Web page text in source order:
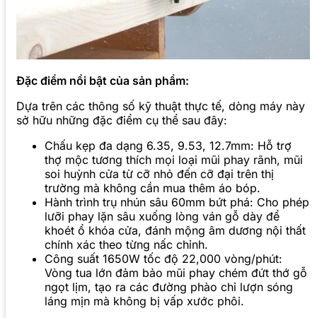
Đặc điểm nổi bật của sản phẩm:
Dựa trên các thông số kỹ thuật thực tế, dòng máy này
sở hữu những đặc điểm cụ thể sau đây:
Chấu kẹp đa dạng 6.35, 9.53, 12.7mm: Hỗ trợ
thợ mộc tương thích mọi loại mũi phay rãnh, mũi
soi huỳnh cửa từ cỡ nhỏ đến cỡ đại trên thị
trường mà không cần mua thêm áo bóp.
Hành trình trụ nhún sâu 60mm bứt phá: Cho phép
lưỡi phay lặn sâu xuống lòng ván gỗ dày để
khoét ổ khóa cửa, đánh mộng âm dương nội thất
chính xác theo từng nấc chỉnh.
Công suất 1650W tốc độ 22,000 vòng/phút:
Vòng tua lớn đảm bảo mũi phay chém đứt thớ gỗ
ngọt lịm, tạo ra các đường phào chỉ lượn sóng
láng mịn mà không bị vấp xước phôi.